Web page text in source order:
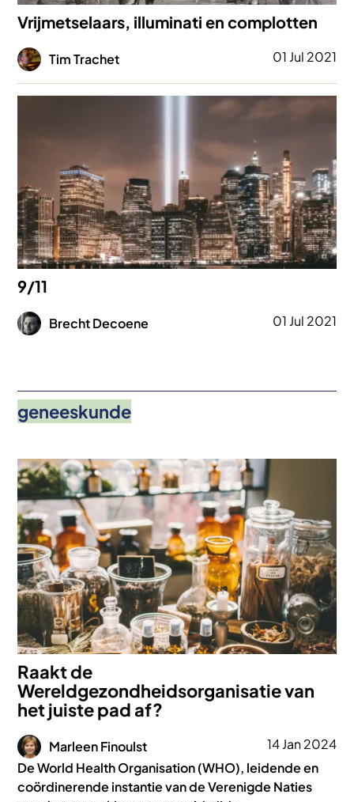
Vrijmetselaars, illuminati en complotten
Afbeelding
Tim Trachet 01 Jul 2021
9/11
Afbeelding
Brecht Decoene 01 Jul 2021
geneeskunde
Afbeelding
Raakt de
Wereldgezondheidsorganisatie van
het juiste pad af?
Afbeelding
Marleen Finoulst
14 Jan 2024
De World Health Organisation (WHO), leidende en
coördinerende instantie van de Verenigde Naties